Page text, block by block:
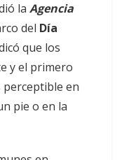
la Agencia
del Día
que los
y el primero
en
pie o en la